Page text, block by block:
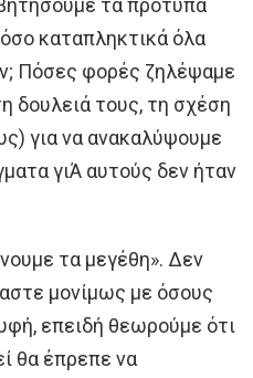
τα πρότυπά
καταπληκτικά όλα
Πόσες φορές ζηλέψαμε
δουλειά τους, τη σχέση
για να ανακαλύψουμε
γιΆ αυτούς δεν ήταν
τα μεγέθη». Δεν
μονίμως με όσους
επειδή θεωρούμε ότι
θα έπρεπε να